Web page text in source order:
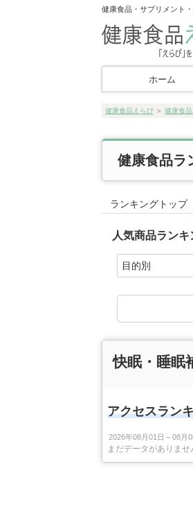
健康食品・サプリメント
ホーム
健康食品えらび ＞ 健康食
健康食品ラ
ランキングトップ
人気商品ラン
快眠・睡眠
アクセスラン
2026年08月01日～08月
まだデータがありませ